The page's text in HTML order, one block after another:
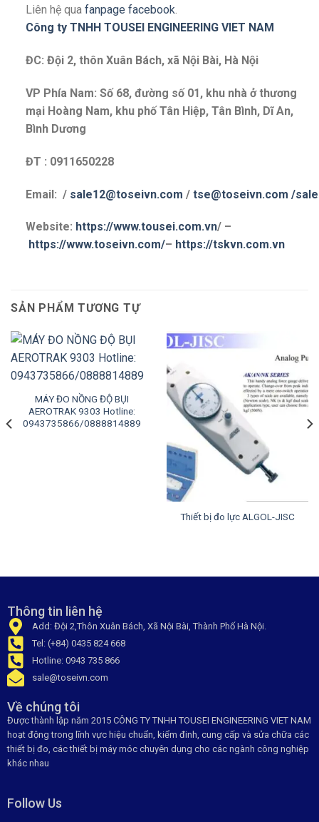
Liên hệ qua fanpage facebook.
Công ty TNHH TOUSEI ENGINEERING VIET NAM
ĐC: Đội 2, thôn Xuân Bách, xã Nội Bài, Hà Nội
VP Phía Nam: Số 68, đường số 01, khu nhà ở thương
mại Hoàng Nam, khu phố Tân Hiệp, Tân Bình, Dĩ An,
Bình Dương
ĐT : 0911650228
Email: / sale12@toseivn.com / tse@toseivn.com /
Website: https://www.tousei.com.vn/ –
https://www.toseivn.com/– https://tskvn.com.vn
SẢN PHẨM TƯƠNG TỰ
MÁY ĐO NỒNG ĐỘ BỤI
AEROTRAK 9303 Hotline:
0943735866/0888814889
Thiết bị đo lực ALGOL-JISC
Thông tin liên hệ
Add: Đội 2,Thôn Xuân Bách, Xã Nội Bài, Thành Phố Hà Nội.
Tel: (+84) 0435 824 668
Hotline: 0943 735 866
sale@toseivn.com
Về chúng tôi
Được thành lập năm 2015 CÔNG TY TNHH TOUSEI ENGINEERING VIET NAM
hoạt động trong lĩnh vực hiệu chuẩn, kiểm đinh, cung cấp và sửa chữa các
thiết bị đo, các thiết bị máy móc chuyên dụng cho các ngành công nghiệp
khác nhau
Follow Us